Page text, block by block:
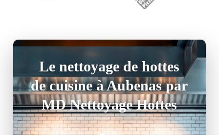
Le nettoyage de hottes
de cuisine à Aubenas par
MD Nettoyage Hottes